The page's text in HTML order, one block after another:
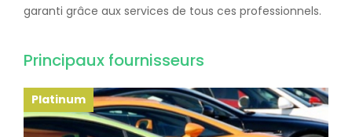
garanti grâce aux services de tous ces professionnels.
Principaux fournisseurs
Platinum